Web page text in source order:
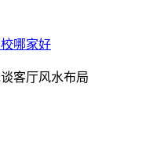
哪家好
客厅风水布局